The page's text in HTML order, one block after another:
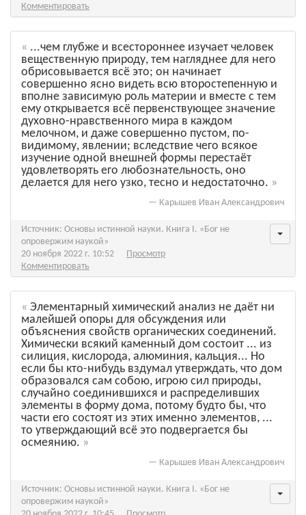
Комментировать
...чем глубже и всестороннее изучает человек
вещественную природу, тем нагляднее для него
обрисовывается всё это; он начинает
совершенно ясно видеть всю второстепенную и
вполне зависимую роль материи и вместе с тем
ему открывается всё первенствующее значение
духовно-нравственного мира в каждом
мелочном, и даже совершенно пустом, по-
видимому, явлении; вследствие чего всякое
изучение одной внешней формы перестаёт
удовлетворять его любознательность, оно
делается для него узко, тесно и недостаточно.
— Карышев Иван Александрович
Источник: Основы истинной науки. Книга I. «Бог не
опровержим наукой»
20 ноября 2022 г. 10:52
Просмотр
Комментировать
Элементарный химический анализ не даёт ни
малейшей опоры для обсуждения или
объяснения свойств органических соединений.
Химически всякий каменный дом состоит ... из
силиция, кислорода, алюминия, кальция... Но
если бы кто-нибудь вздумал утверждать, что дом
образовался сам собою, игрою сил природы,
случайно соединившихся и распределивших
элементы в форму дома, потому будто бы, что
части его состоят из этих именно элементов, ...
то утверждающий всё это подвергается бы
осмеянию.
— Карышев Иван Александрович
Источник: Основы истинной науки. Книга I. «Бог не
опровержим наукой»